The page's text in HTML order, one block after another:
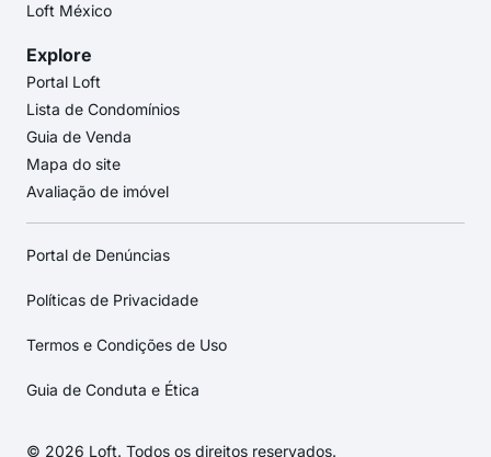
Loft México
Explore
Portal Loft
Lista de Condomínios
Guia de Venda
Mapa do site
Avaliação de imóvel
Portal de Denúncias
Políticas de Privacidade
Termos e Condições de Uso
Guia de Conduta e Ética
© 2026 Loft. Todos os direitos reservados.